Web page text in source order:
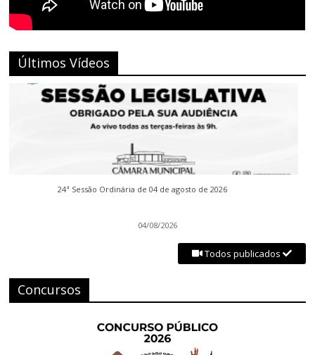
Últimos Vídeos
24ª Sessão Ordinária de 04 de agosto de 2026
04/08/2026
Todos publicados
Concursos